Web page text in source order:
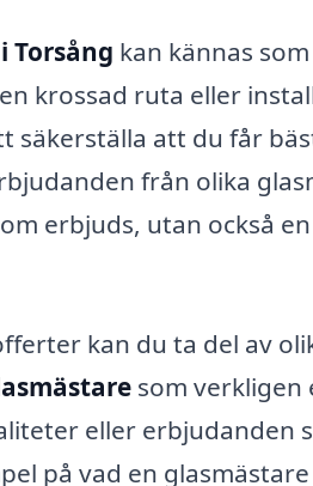
Torsång kan kännas
krossad ruta eller
säkerställa att du får
från olika
erbjuds, utan också
kan du ta del av
som
eller erbjudanden
på vad en